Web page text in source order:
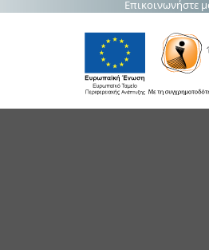
Επικοινωνήστε